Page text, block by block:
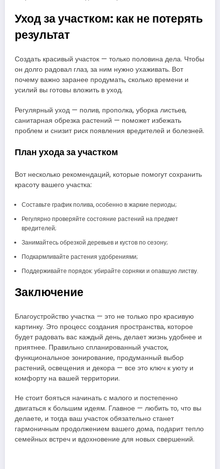
Уход за участком: как не потерять
результат
Создать красивый участок — только половина дела. Чтобы
он долго радовал глаз, за ним нужно ухаживать. Вот
почему важно заранее продумать, сколько времени и
усилий вы готовы вложить в уход.
Регулярный уход — полив, прополка, уборка листьев,
санитарная обрезка растений — поможет избежать
проблем и снизит риск появления вредителей и болезней.
План ухода за участком
Вот несколько рекомендаций, которые помогут сохранить
красоту вашего участка:
Составьте график полива, особенно в жаркие периоды;
Регулярно проверяйте состояние растений на предмет
вредителей;
Занимайтесь обрезкой деревьев и кустов по сезону;
Подкармливайте растения удобрениями;
Поддерживайте порядок: убирайте сорняки и опавшую листву.
Заключение
Благоустройство участка — это не только про красивую
картинку. Это процесс создания пространства, которое
будет радовать вас каждый день, делает жизнь удобнее и
приятнее. Правильно спланированный участок,
функциональное зонирование, продуманный выбор
растений, освещения и декора — все это ключ к уюту и
комфорту на вашей территории.
Не стоит бояться начинать с малого и постепенно
двигаться к большим идеям. Главное — любить то, что вы
делаете, и тогда ваш участок обязательно станет
гармоничным продолжением вашего дома, подарит тепло
семейных встреч и вдохновение для новых свершений.